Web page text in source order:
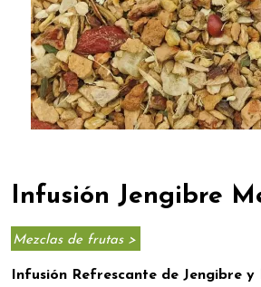
Infusión Jengibre
Mezclas de frutas >
Infusión Refrescante de Jengibre y